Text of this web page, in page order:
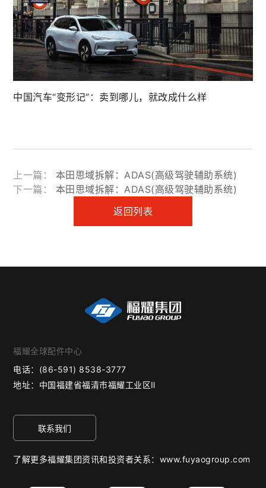
中国汽车“变形记”：卖到哪儿，就改成什么样
上一篇： 本田思域拆解：ADAS(高级驾驶辅助系统)
返回列表
下一篇： 本田思域拆解：ADAS(高级驾驶辅助系统)
福耀全球配件中心
电话： (86-591) 8538-3777
地址： 中国福建省福清市福耀工业区Ⅱ
联系我们
了解更多福耀集团资讯和投资者关系：www.fuyaogroup.com